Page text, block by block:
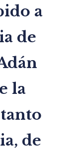
a
de
la
de